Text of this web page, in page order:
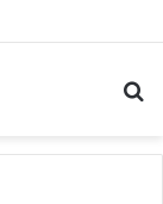
séculos